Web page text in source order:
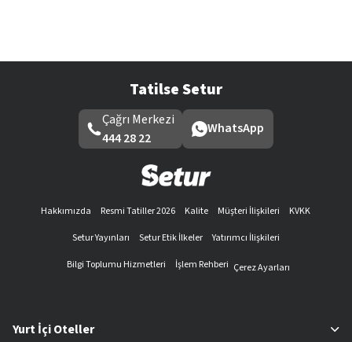
Tatilse Setur
Çağrı Merkezi
444 28 22
WhatsApp
Hakkımızda Resmi Tatiller 2026 Kalite Müşteri İlişkileri
KVKK
Setur Yayınları
Setur Etik İlkeler
Yatırımcı İlişkileri
Bilgi Toplumu Hizmetleri
İşlem Rehberi Çerez Ayarları
Yurt İçi Oteller